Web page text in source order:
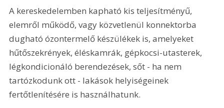
A kereskedelemben kapható kis teljesítményű,
elemről működő, vagy közvetlenül konnektorba
dugható ózontermelő készülékek is, amelyeket
hűtőszekrények, éléskamrák, gépkocsi-utasterek,
légkondicionáló berendezések, sőt - ha nem
tartózkodunk ott - lakások helyiségeinek
fertőtlenítésére is használhatunk.